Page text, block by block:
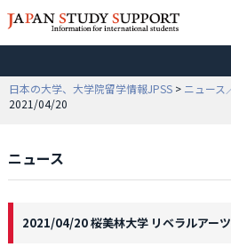
日本の大学、大学院留学情報JPSS > ニュース
2021/04/20
ニュース
2021/04/20 桜美林大学 リベラルアー